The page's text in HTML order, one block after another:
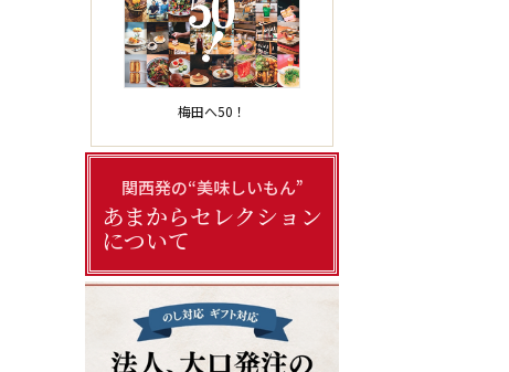
梅田へ50！
関西発の“美味しいもん”
あまからセレクション
について